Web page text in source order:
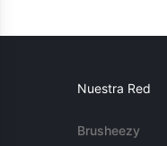
Nuestra Red
Brusheezy